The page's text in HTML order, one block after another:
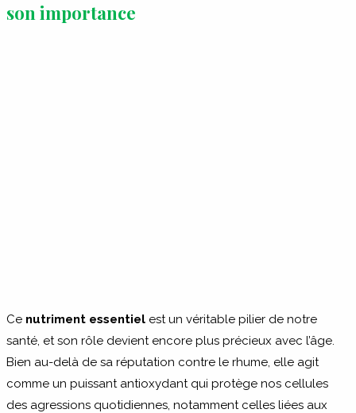
son importance
Ce nutriment essentiel est un véritable pilier de notre
santé, et son rôle devient encore plus précieux avec l’âge.
Bien au-delà de sa réputation contre le rhume, elle agit
comme un puissant antioxydant qui protège nos cellules
des agressions quotidiennes, notamment celles liées aux